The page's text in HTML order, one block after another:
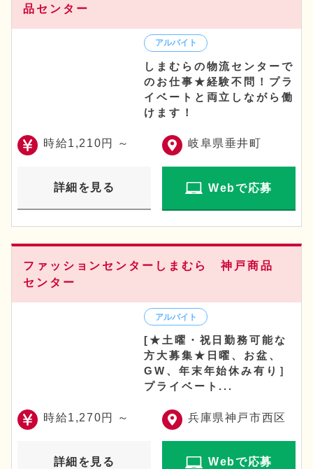
品センター
しまむらの物流センターで
のお仕事★経験不問！プラ
イベートと両立しながら働
けます！
時給1,210円 ～ 岐阜県垂井町
詳細を見る Webで応募
ファッションセンターしまむら 神戸商品
センター
[★土曜・祝日勤務可能な
方大募集★日曜、お盆、
GW、年末年始休み有り］
プライベート...
時給1,270円 ～ 兵庫県神戸市西区
詳細を見る Webで応募